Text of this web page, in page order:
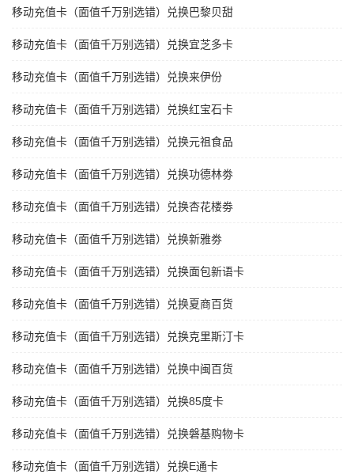
移动充值卡（面值千万别选错）兑换巴黎贝甜
移动充值卡（面值千万别选错）兑换宜芝多卡
移动充值卡（面值千万别选错）兑换来伊份
移动充值卡（面值千万别选错）兑换红宝石卡
移动充值卡（面值千万别选错）兑换元祖食品
移动充值卡（面值千万别选错）兑换功德林劵
移动充值卡（面值千万别选错）兑换杏花楼劵
移动充值卡（面值千万别选错）兑换新雅劵
移动充值卡（面值千万别选错）兑换面包新语卡
移动充值卡（面值千万别选错）兑换夏商百货
移动充值卡（面值千万别选错）兑换克里斯汀卡
移动充值卡（面值千万别选错）兑换中闽百货
移动充值卡（面值千万别选错）兑换85度卡
移动充值卡（面值千万别选错）兑换磐基购物卡
移动充值卡（面值千万别选错）兑换E通卡